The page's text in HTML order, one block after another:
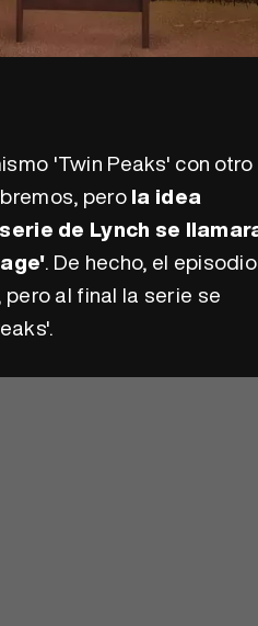
'Twin Peaks' con otro
perola idea
de Lynch se
. De hecho, el episodio
al final la serie se